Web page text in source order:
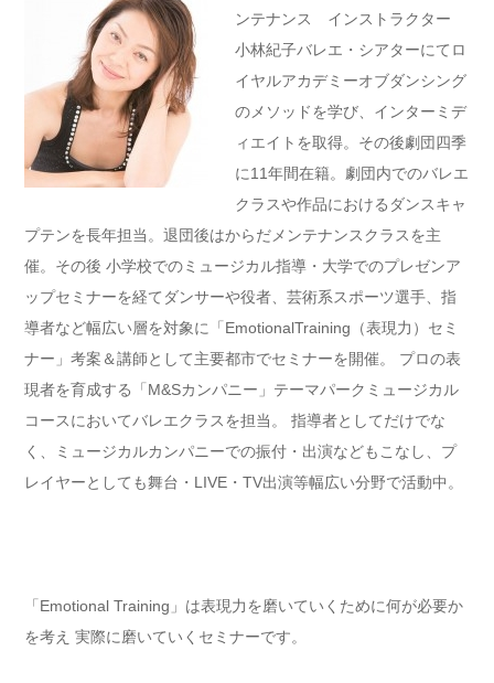
ンテナンス インストラクター
小林紀子バレエ・シアターにてロ
イヤルアカデミーオブダンシング
のメソッドを学び、インターミデ
ィエイトを取得。その後劇団四季
に11年間在籍。劇団内でのバレエ
クラスや作品におけるダンスキャ
プテンを長年担当。退団後はからだメンテナンスクラスを主
催。その後 小学校でのミュージカル指導・大学でのプレゼンア
ップセミナーを経てダンサーや役者、芸術系スポーツ選手、指
導者など幅広い層を対象に「EmotionalTraining（表現力）セミ
ナー」考案＆講師として主要都市でセミナーを開催。 プロの表
現者を育成する「M&Sカンパニー」テーマパークミュージカル
コースにおいてバレエクラスを担当。 指導者としてだけでな
く、ミュージカルカンパニーでの振付・出演などもこなし、プ
レイヤーとしても舞台・LIVE・TV出演等幅広い分野で活動中。
「Emotional Training」は表現力を磨いていくために何が必要か
を考え 実際に磨いていくセミナーです。